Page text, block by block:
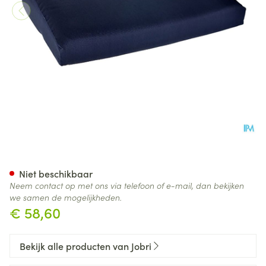
€ 58,60
Niet beschikbaar
Neem contact op met ons via telefoon of e-mail, dan bekijken
we samen de mogelijkheden.
Bekijk alle producten van Jobri